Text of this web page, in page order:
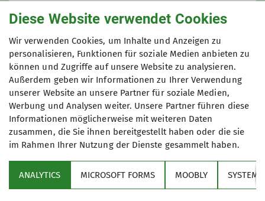
Familiengruppen
Details
Familiengruppe
Für Familien, die gemeinsam draußen
aktiv sein möchten – mit Ausflügen,
Wanderungen und Naturerlebnissen.
Details
Über den Verein
Diese Website verwendet Cookies
Wir verwenden Cookies, um Inhalte und Anzeigen zu
personalisieren, Funktionen für soziale Medien anbieten zu
können und Zugriffe auf unsere Website zu analysieren.
Außerdem geben wir Informationen zu Ihrer Verwendung
unserer Website an unsere Partner für soziale Medien,
Werbung und Analysen weiter. Unsere Partner führen diese
Informationen möglicherweise mit weiteren Daten
zusammen, die Sie ihnen bereitgestellt haben oder die sie
im Rahmen Ihrer Nutzung der Dienste gesammelt haben.
ANALYTICS MICROSOFT FORMS MOOBLY SYSTEM